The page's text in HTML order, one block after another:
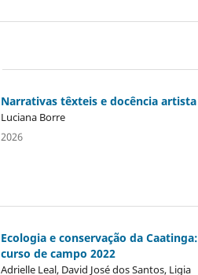
Narrativas têxteis e docência artista
Luciana Borre
2026
Ecologia e conservação da Caatinga:
curso de campo 2022
Adrielle Leal, David José dos Santos, Ligia